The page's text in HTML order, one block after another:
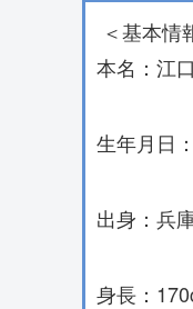
＜基本情
本名：江
生年月日
出身：兵
身長：